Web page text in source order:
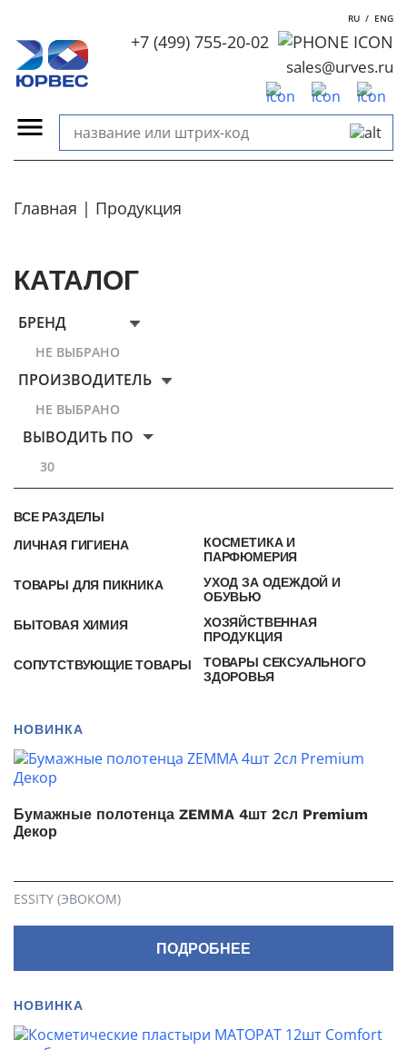
RU / ENG
+7 (499) 755-20-02
sales@urves.ru
Главная Продукция
КАТАЛОГ
БРЕНД
НЕ ВЫБРАНО
ПРОИЗВОДИТЕЛЬ
НЕ ВЫБРАНО
ВЫВОДИТЬ ПО
30
ВСЕ РАЗДЕЛЫ
ЛИЧНАЯ ГИГИЕНА
КОСМЕТИКА И
ПАРФЮМЕРИЯ
ТОВАРЫ ДЛЯ ПИКНИКА
УХОД ЗА ОДЕЖДОЙ И
ОБУВЬЮ
БЫТОВАЯ ХИМИЯ
ХОЗЯЙСТВЕННАЯ
ПРОДУКЦИЯ
СОПУТСТВУЮЩИЕ ТОВАРЫ
ТОВАРЫ СЕКСУАЛЬНОГО
ЗДОРОВЬЯ
НОВИНКА
Бумажные полотенца ZEMMA 4шт 2сл Premium
Декор
ESSITY (ЭВОКОМ)
ПОДРОБНЕЕ
НОВИНКА